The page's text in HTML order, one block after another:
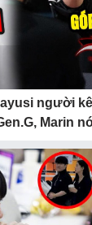
người
Marin